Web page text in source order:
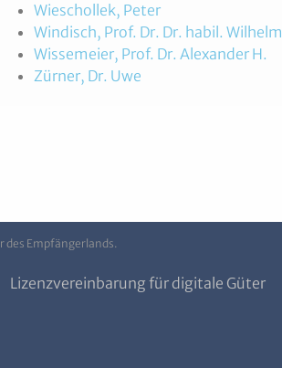
Wieschollek, Peter
Windisch, Prof. Dr. Dr. habil. Wilhelm
Wissemeier, Prof. Dr. Alexander H.
Zürner, Dr. Uwe
des Empfängerlands.
Lizenzvereinbarung für digitale Güter